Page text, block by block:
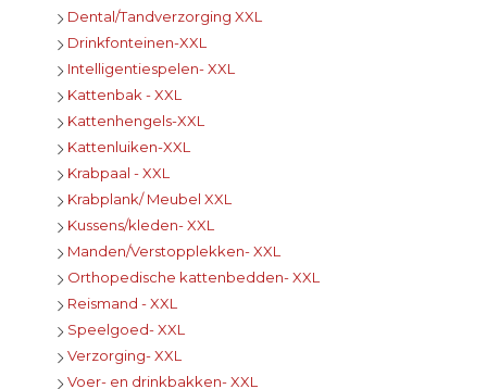
Dental/Tandverzorging XXL
Drinkfonteinen-XXL
Intelligentiespelen- XXL
Kattenbak - XXL
Kattenhengels-XXL
Kattenluiken-XXL
Krabpaal - XXL
Krabplank/ Meubel XXL
Kussens/kleden- XXL
Manden/Verstopplekken- XXL
Orthopedische kattenbedden- XXL
Reismand - XXL
Speelgoed- XXL
Verzorging- XXL
Voer- en drinkbakken- XXL